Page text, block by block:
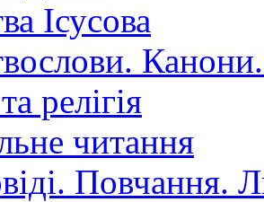
Ісусова
релігія
читання
Повчання.